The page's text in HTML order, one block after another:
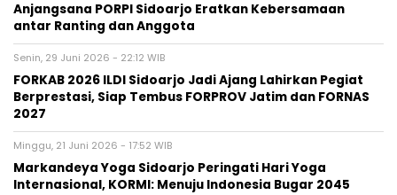
Anjangsana PORPI Sidoarjo Eratkan Kebersamaan
antar Ranting dan Anggota
Senin, 29 Juni 2026 - 22:12 WIB
FORKAB 2026 ILDI Sidoarjo Jadi Ajang Lahirkan Pegiat
Berprestasi, Siap Tembus FORPROV Jatim dan FORNAS
2027
Minggu, 21 Juni 2026 - 17:52 WIB
Markandeya Yoga Sidoarjo Peringati Hari Yoga
Internasional, KORMI: Menuju Indonesia Bugar 2045